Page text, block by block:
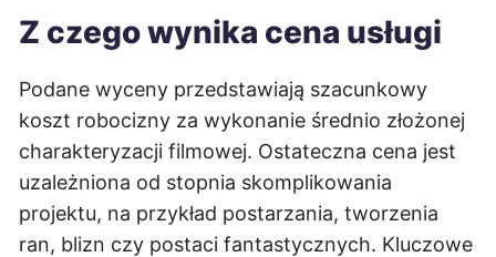
Z czego wynika cena usługi
Podane wyceny przedstawiają szacunkowy
koszt robocizny za wykonanie średnio złożonej
charakteryzacji filmowej. Ostateczna cena jest
uzależniona od stopnia skomplikowania
projektu, na przykład postarzania, tworzenia
ran, blizn czy postaci fantastycznych. Kluczowe